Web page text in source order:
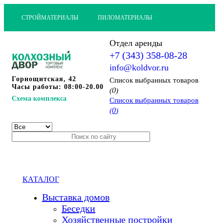
СТРОЙМАТЕРИАЛЫ ПИЛОМАТЕРИАЛЫ
Горнощитская, 42
Часы работы: 08:00-20.00
Схема комплекса
Отдел аренды
+7 (343) 358-08-28
info@koldvor.ru
Cписок выбранных товаров
(0)
Cписок выбранных товаров
(0)
КАТАЛОГ
Выставка домов
Беседки
Хозяйственные постройки